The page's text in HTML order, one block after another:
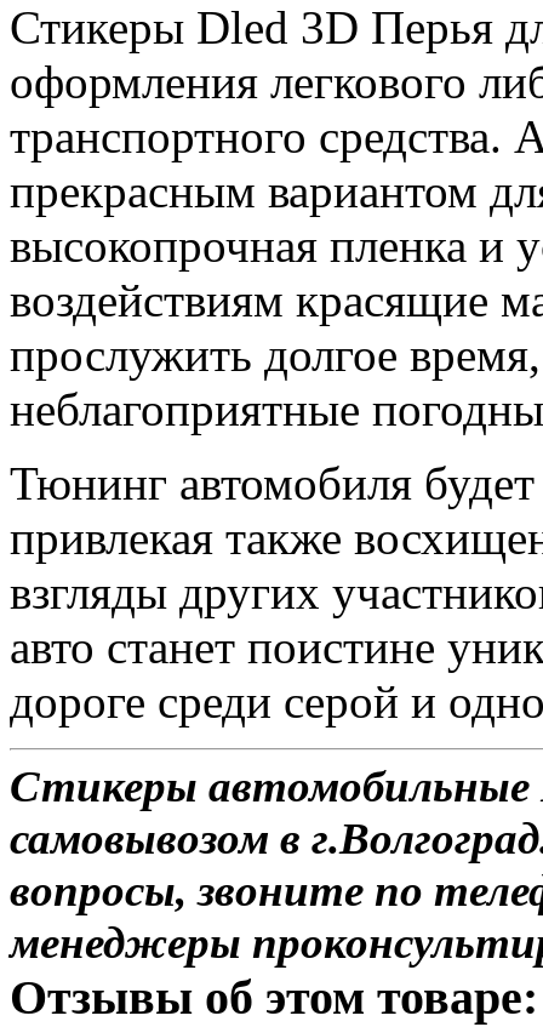
Стикеры Dled 3D Перья
оформления легкового
транспортного средства.
прекрасным вариантом
высокопрочная пленка и
воздействиям красящие
прослужить долгое
неблагоприятные
Тюнинг автомобиля
привлекая также
взгляды других
авто станет поистине
дороге среди серой и
Стикеры автомобильные
самовывозом в
вопросы, звоните по
менеджеры
Отзывы об этом товаре: